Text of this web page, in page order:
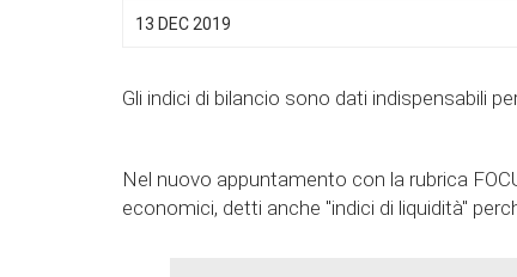
13 DEC 2019
Gli indici di bilancio sono dati indispensabili
Nel nuovo appuntamento con la rubrica
economici, detti anche "indici di liquidità"